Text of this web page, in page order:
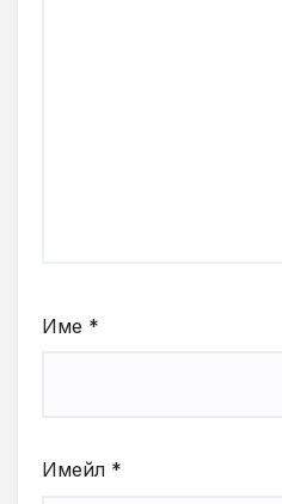
Име *
Имейл *